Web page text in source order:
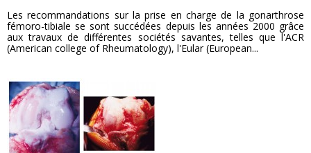
Les recommandations sur la prise en charge de la gonarthrose
fémoro-tibiale se sont succédées depuis les années 2000 grâce
aux travaux de différentes sociétés savantes, telles que l'ACR
(American college of Rheumatology), l'Eular (European...